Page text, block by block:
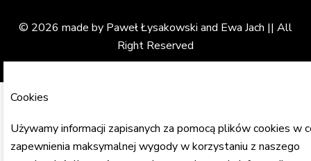
© 2026 made by Paweł Łysakowski and Ewa Jach || All
Right Reserved
Cookies
Używamy informacji zapisanych za pomocą plików cookies w
zapewnienia maksymalnej wygody w korzystaniu z naszego